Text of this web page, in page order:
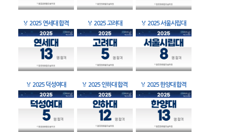
🏅 2025 연세대 합격 🏅 2025 고려대 🏅 2025 서울시립대
🏅 2025 덕성여대 🏅 2025 인하대 합격 🏅 2025 한양대 합격